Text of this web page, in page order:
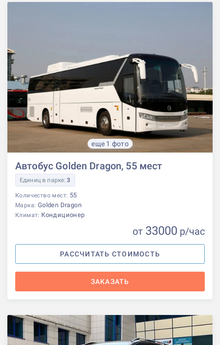
еще 1 фото
Автобус Golden Dragon, 55 мест
Единиц в парке:3
Количество мест: 55
Марка: Golden Dragon
Климат: Кондиционер
от 33000 р/час
РАССЧИТАТЬ СТОИМОСТЬ
ЗАКАЗАТЬ